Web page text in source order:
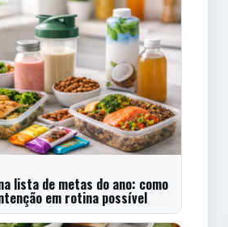
lista de metas do ano: como
em rotina possível